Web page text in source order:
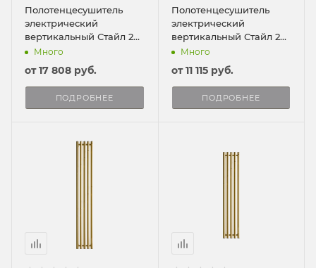
Полотенцесушитель
электрический
вертикальный Стайл 2
120/10
Много
от17 808 руб.
ПОДРОБНЕЕ
Полотенцесушитель
электрический
вертикальный Стайл 2
ПРО 90/8
Много
от11 115 руб.
ПОДРОБНЕЕ